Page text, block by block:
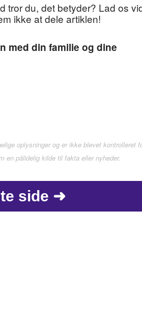
tror du, det betyder? Lad os
ikke at dele artiklen!
med din familie og dine
oplysninger og er ikke blevet kontrolleret
en pålidelig kilde til fakta eller nyheder.
side ➜